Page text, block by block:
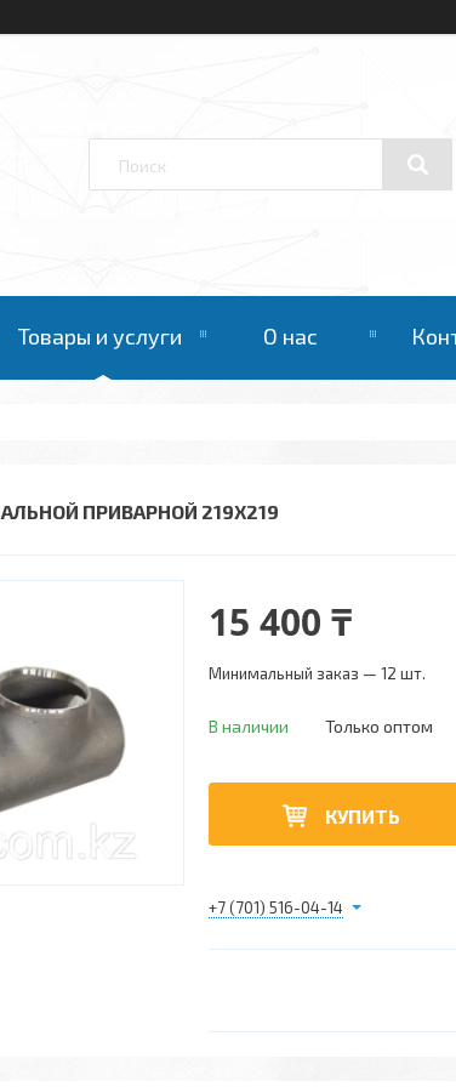
Товары и услуги О нас
ПРИВАРНОЙ 219Х219
15 400 ₸
Минимальный заказ — 12 шт.
В наличии Только оптом
КУПИТЬ
+7 (701) 516-04-14